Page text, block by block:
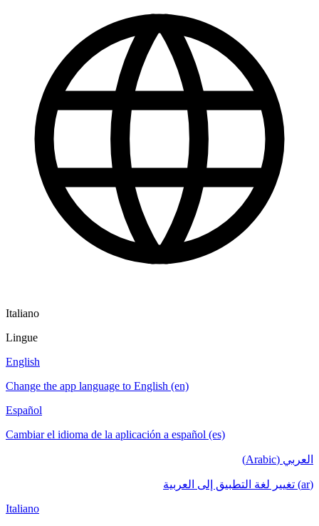
Italiano
Lingue
English
Change the app language to English (en)
Español
Cambiar el idioma de la aplicación a español (es)
العربي (Arabic)
(ar) تغيير لغة التطبيق إلى العربية
Italiano